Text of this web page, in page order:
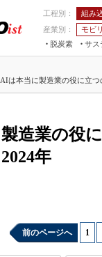
工程別： 組み
産業別：
モビ
脱炭素
サス
つながる工場AI×設備保全
は本当に製造業の役に立
造業の役
年
前のページへ 1